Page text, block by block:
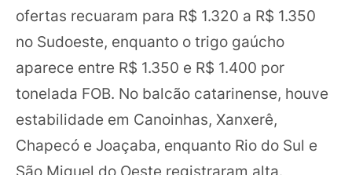
ofertas recuaram para R$ 1.320 a R$ 1.350
no Sudoeste, enquanto o trigo gaúcho
aparece entre R$ 1.350 e R$ 1.400 por
tonelada FOB. No balcão catarinense, houve
estabilidade em Canoinhas, Xanxerê,
Chapecó e Joaçaba, enquanto Rio do Sul e
São Miguel do Oeste registraram alta.